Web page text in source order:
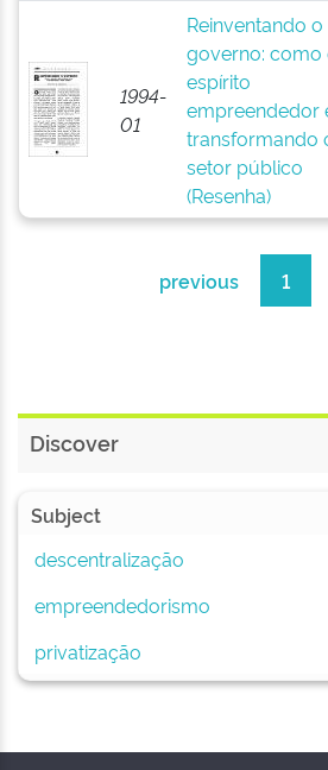
1994-
01
Reinventando o
governo: como
espírito
empreendedor
transformando
setor público
(Resenha)
previous 1
Discover
Subject
descentralização
empreendedorismo
privatização